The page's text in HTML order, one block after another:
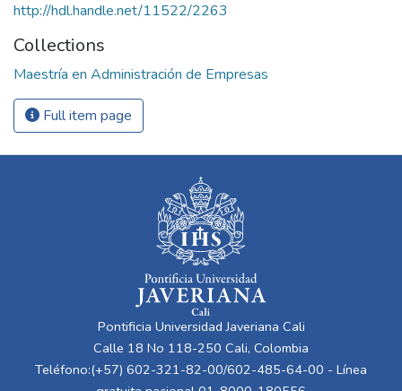
http://hdl.handle.net/11522/2263
Collections
Maestría en Administración de Empresas
Full item page
Pontificia Universidad Javeriana Cali
Calle 18 No 118-250 Cali, Colombia
Teléfono:(+57) 602-321-82-00/602-485-64-00 - Línea